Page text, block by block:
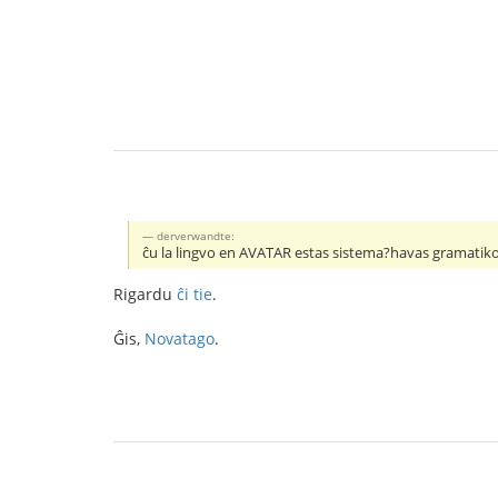
derverwandte:
ĉu la lingvo en AVATAR estas sistema?havas
Rigardu ĉi tie.
Ĝis, Novatago.